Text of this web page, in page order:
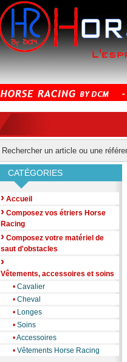
CATÉGORIES
› Accueil
› Composez vos étriers Horse
Racing
› Composez votre matériel de
saut d'obstacles
›
Vêtements, accessoires et soins
• Cavalier
• Cheval
• Longes
• Soins
•Accessoires
• Vêtements Horse Racing